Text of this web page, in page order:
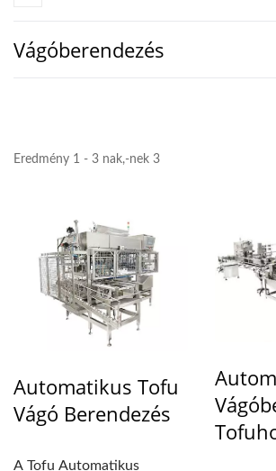
Vágóberendezés
Eredmény 1 - 3 nak,-nek 3
Automatikus Tofu
Vágó Berendezés
A Tofu Automatikus